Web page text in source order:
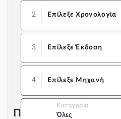
2 Επίλεξε Χρονολογία
3 Επίλεξε Έκδοση
4 Επίλεξε Μηχανή
Κατηγορία
Όλες
Περιγραφή Αυτοκινήτου: